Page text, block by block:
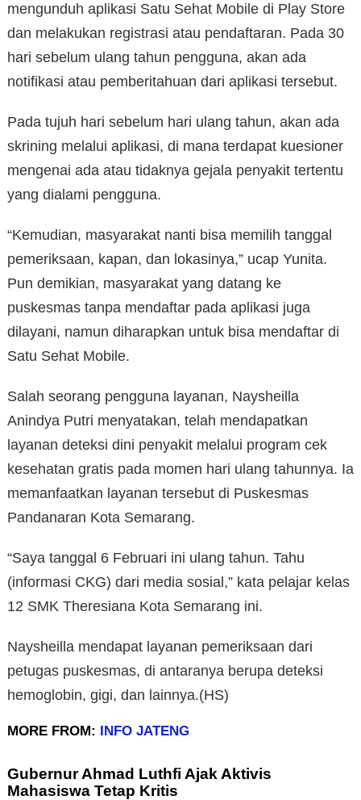
mengunduh aplikasi Satu Sehat Mobile di Play Store
dan melakukan registrasi atau pendaftaran. Pada 30
hari sebelum ulang tahun pengguna, akan ada
notifikasi atau pemberitahuan dari aplikasi tersebut.
Pada tujuh hari sebelum hari ulang tahun, akan ada
skrining melalui aplikasi, di mana terdapat kuesioner
mengenai ada atau tidaknya gejala penyakit tertentu
yang dialami pengguna.
“Kemudian, masyarakat nanti bisa memilih tanggal
pemeriksaan, kapan, dan lokasinya,” ucap Yunita.
Pun demikian, masyarakat yang datang ke
puskesmas tanpa mendaftar pada aplikasi juga
dilayani, namun diharapkan untuk bisa mendaftar di
Satu Sehat Mobile.
Salah seorang pengguna layanan, Naysheilla
Anindya Putri menyatakan, telah mendapatkan
layanan deteksi dini penyakit melalui program cek
kesehatan gratis pada momen hari ulang tahunnya. Ia
memanfaatkan layanan tersebut di Puskesmas
Pandanaran Kota Semarang.
“Saya tanggal 6 Februari ini ulang tahun. Tahu
(informasi CKG) dari media sosial,” kata pelajar kelas
12 SMK Theresiana Kota Semarang ini.
Naysheilla mendapat layanan pemeriksaan dari
petugas puskesmas, di antaranya berupa deteksi
hemoglobin, gigi, dan lainnya.(HS)
MORE FROM: INFO JATENG
Gubernur Ahmad Luthfi Ajak Aktivis
Mahasiswa Tetap Kritis